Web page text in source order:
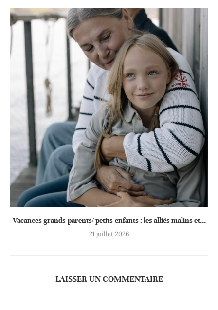
Vacances grands-parents/ petits-enfants : les alliés malins et...
21 juillet 2026
LAISSER UN COMMENTAIRE